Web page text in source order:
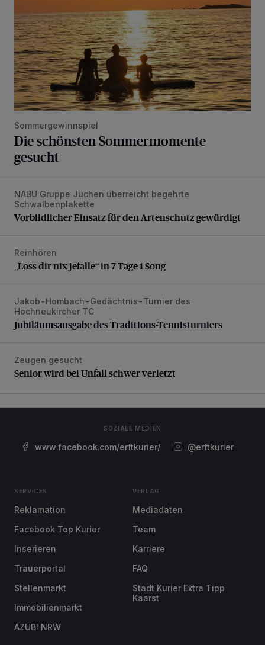
Sommergewinnspiel
Die schönsten Sommermomente
gesucht
Vorbildlicher Einsatz für den Artenschutz gewürdigt
NABU Gruppe Jüchen überreicht begehrte
Schwalbenplakette
Vorbildlicher Einsatz für den Artenschutz gewürdigt
„Loss dir nix jefalle“ in 7 Tage 1 Song
Reinhören
„Loss dir nix jefalle“ in 7 Tage 1 Song
Jubiläumsausgabe des Traditions-Tennisturniers
Jakob-Hombach-Gedächtnis-Turnier des
Hochneukircher TC
Jubiläumsausgabe des Traditions-Tennisturniers
Senior wird bei Unfall schwer verletzt
Zeugen gesucht
Senior wird bei Unfall schwer verletzt
SOZIALE MEDIEN
www.facebook.com/erftkurier/ @erftkurier
SERVICES
Reklamation
Facebook Top Kurier
Inserieren
Trauerportal
Stellenmarkt
Immobilienmarkt
AZUBI NRW
VERLAG
Mediadaten
Team
Karriere
FAQ
Stadt Kurier Extra Tipp
Kaarst